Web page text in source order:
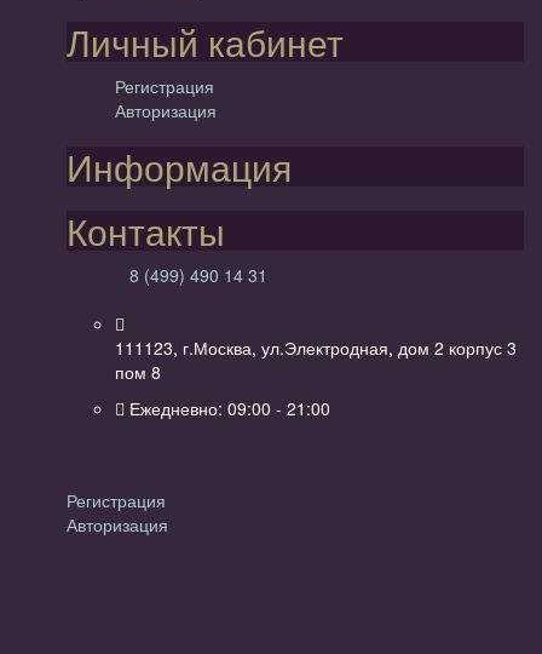
Личный кабинет
Регистрация
Авторизация
Информация
Контакты
8 (499) 490 14 31
111123, г.Москва, ул.Электродная, дом 2 корпус 3
пом 8
Ежедневно: 09:00 - 21:00
Регистрация
Авторизация